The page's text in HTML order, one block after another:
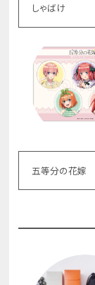
しゃばけ
五等分の花嫁